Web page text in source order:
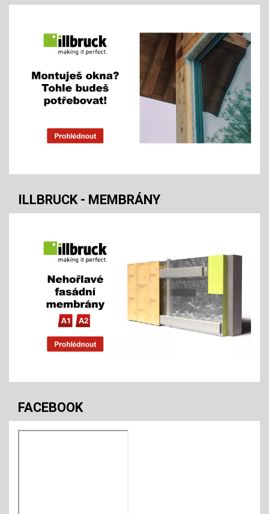
ILLBRUCK - MEMBRÁNY
FACEBOOK